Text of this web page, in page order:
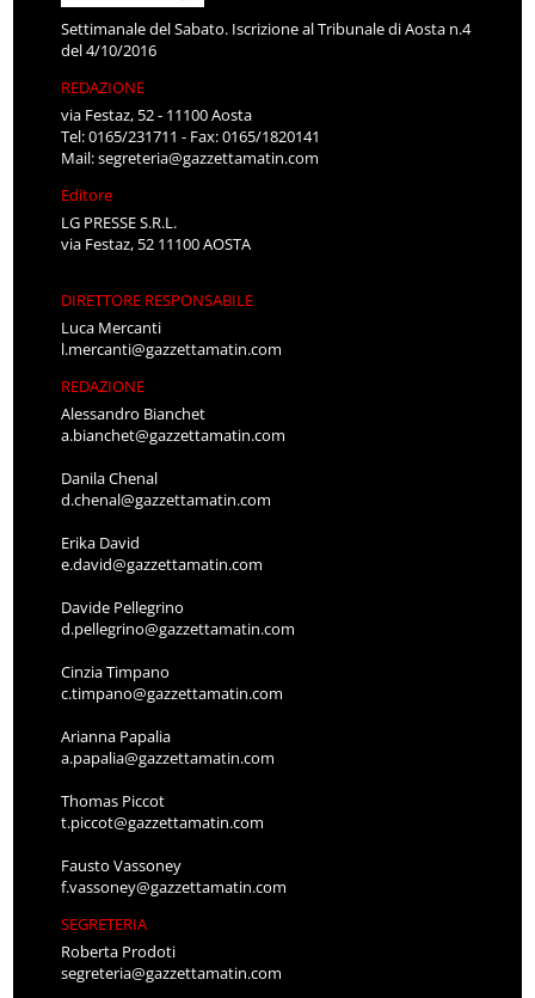
Settimanale del Sabato. Iscrizione al Tribunale di Aosta n.4
del 4/10/2016
REDAZIONE
via Festaz, 52 - 11100 Aosta
Tel: 0165/231711 - Fax: 0165/1820141
Mail:segreteria@gazzettamatin.com
Editore
LG PRESSE S.R.L.
via Festaz, 52 11100 AOSTA
DIRETTORE RESPONSABILE
Luca Mercanti
l.mercanti@gazzettamatin.com
REDAZIONE
Alessandro Bianchet
a.bianchet@gazzettamatin.com
Danila Chenal
d.chenal@gazzettamatin.com
Erika David
e.david@gazzettamatin.com
Davide Pellegrino
d.pellegrino@gazzettamatin.com
Cinzia Timpano
c.timpano@gazzettamatin.com
Arianna Papalia
a.papalia@gazzettamatin.com
Thomas Piccot
t.piccot@gazzettamatin.com
Fausto Vassoney
f.vassoney@gazzettamatin.com
SEGRETERIA
Roberta Prodoti
segreteria@gazzettamatin.com